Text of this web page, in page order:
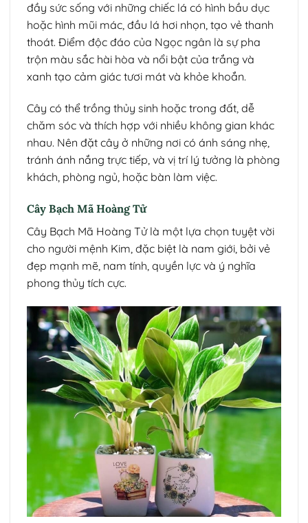
đầy sức sống với những chiếc lá có hình bầu dục
hoặc hình mũi mác, đầu lá hơi nhọn, tạo vẻ thanh
thoát. Điểm độc đáo của Ngọc ngân là sự pha
trộn màu sắc hài hòa và nổi bật của trắng và
xanh tạo cảm giác tươi mát và khỏe khoắn.
Cây có thể trồng thủy sinh hoặc trong đất, dễ
chăm sóc và thích hợp với nhiều không gian khác
nhau. Nên đặt cây ở những nơi có ánh sáng nhẹ,
tránh ánh nắng trực tiếp, và vị trí lý tưởng là phòng
khách, phòng ngủ, hoặc bàn làm việc.
Cây Bạch Mã Hoàng Tử
Cây Bạch Mã Hoàng Tử là một lựa chọn tuyệt vời
cho người mệnh Kim, đặc biệt là nam giới, bởi vẻ
đẹp mạnh mẽ, nam tính, quyền lực và ý nghĩa
phong thủy tích cực.